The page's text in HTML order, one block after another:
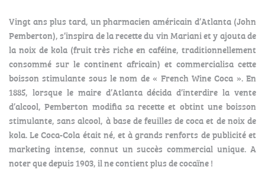
Vingt ans plus tard, un pharmacien américain d’Atlanta (John
Pemberton), s’inspira de la recette du vin Mariani et y ajouta de
la noix de kola (fruit très riche en caféine, traditionnellement
consommé sur le continent africain) et commercialisa cette
boisson stimulante sous le nom de « French Wine Coca ». En
1885, lorsque le maire d’Atlanta décida d’interdire la vente
d’alcool, Pemberton modifia sa recette et obtint une boisson
stimulante, sans alcool, à base de feuilles de coca et de noix de
kola. Le Coca-Cola était né, et à grands renforts de publicité et
marketing intense, connut un succès commercial unique. A
noter que depuis 1903, il ne contient plus de cocaïne !